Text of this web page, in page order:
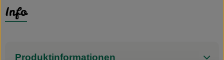
Info
Produktinformationen